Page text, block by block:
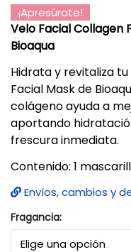
¡Apresúrate!
Velo Facial Collagen
Bioaqua
Hidrata y revitaliza
Facial Mask de
colágeno ayuda a
aportando
frescura inmediata.
Contenido: 1
Envíos, cambios y
Fragancia: